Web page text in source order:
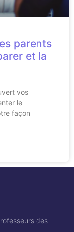
parents
et la
vos
le
façon
des